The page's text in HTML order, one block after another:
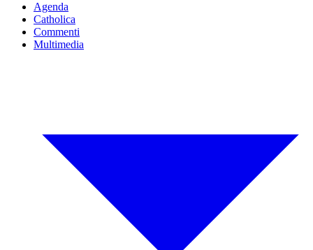
Agenda
Catholica
Commenti
Multimedia